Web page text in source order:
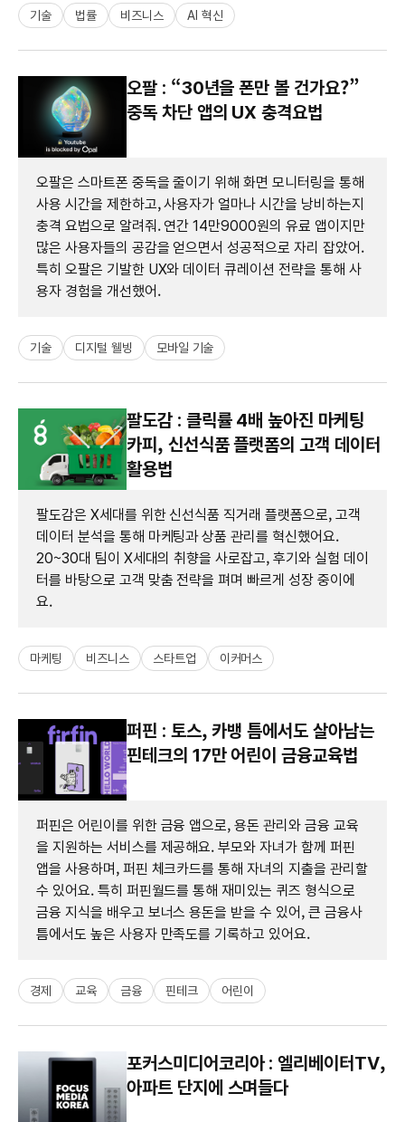
기술 법률 비즈니스 AI 혁신
오팔 : “30년을 폰만 볼 건가요?”
중독 차단 앱의 UX 충격요법
오팔은 스마트폰 중독을 줄이기 위해 화면 모니터링을 통해
사용 시간을 제한하고, 사용자가 얼마나 시간을 낭비하는지
충격 요법으로 알려줘. 연간 14만9000원의 유료 앱이지만
많은 사용자들의 공감을 얻으면서 성공적으로 자리 잡았어.
특히 오팔은 기발한 UX와 데이터 큐레이션 전략을 통해 사
용자 경험을 개선했어.
기술 디지털 웰빙 모바일 기술
팔도감 : 클릭률 4배 높아진 마케팅
카피, 신선식품 플랫폼의 고객 데이터
활용법
팔도감은 X세대를 위한 신선식품 직거래 플랫폼으로, 고객
데이터 분석을 통해 마케팅과 상품 관리를 혁신했어요.
20~30대 팀이 X세대의 취향을 사로잡고, 후기와 실험 데이
터를 바탕으로 고객 맞춤 전략을 펴며 빠르게 성장 중이에
요.
마케팅 비즈니스 스타트업 이커머스
퍼핀 : 토스, 카뱅 틈에서도 살아남는
핀테크의 17만 어린이 금융교육법
퍼핀은 어린이를 위한 금융 앱으로, 용돈 관리와 금융 교육
을 지원하는 서비스를 제공해요. 부모와 자녀가 함께 퍼핀
앱을 사용하며, 퍼핀 체크카드를 통해 자녀의 지출을 관리할
수 있어요. 특히 퍼핀월드를 통해 재미있는 퀴즈 형식으로
금융 지식을 배우고 보너스 용돈을 받을 수 있어, 큰 금융사
틈에서도 높은 사용자 만족도를 기록하고 있어요.
경제 교육 금융 핀테크 어린이
포커스미디어코리아 : 엘리베이터TV,
아파트 단지에 스며들다